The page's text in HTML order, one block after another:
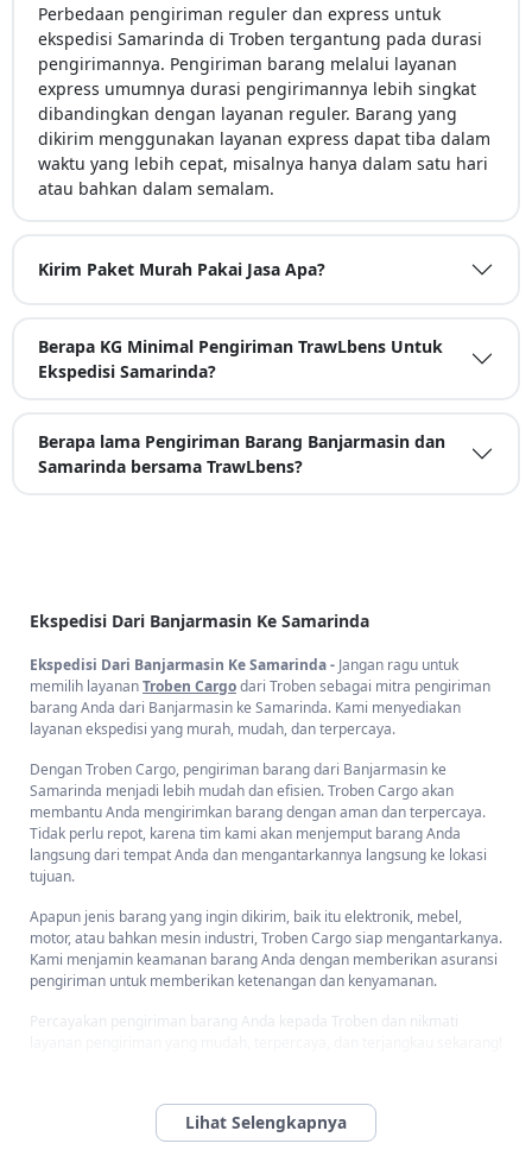
Perbedaan pengiriman reguler dan express untuk
ekspedisi Samarinda di Troben tergantung pada durasi
pengirimannya. Pengiriman barang melalui layanan
express umumnya durasi pengirimannya lebih singkat
dibandingkan dengan layanan reguler. Barang yang
dikirim menggunakan layanan express dapat tiba dalam
waktu yang lebih cepat, misalnya hanya dalam satu hari
atau bahkan dalam semalam.
Kirim Paket Murah Pakai Jasa Apa?
Berapa KG Minimal Pengiriman TrawLbens Untuk
Ekspedisi Samarinda?
Berapa lama Pengiriman Barang Banjarmasin dan
Samarinda bersama TrawLbens?
Ekspedisi Dari Banjarmasin Ke Samarinda
Ekspedisi Dari Banjarmasin Ke Samarinda - Jangan ragu untuk
memilih layananTroben Cargodari Troben sebagai mitra pengiriman
barang Anda dari Banjarmasin ke Samarinda. Kami menyediakan
layanan ekspedisi yang murah, mudah, dan terpercaya.
Dengan Troben Cargo, pengiriman barang dari Banjarmasin ke
Samarinda menjadi lebih mudah dan efisien. Troben Cargo akan
membantu Anda mengirimkan barang dengan aman dan terpercaya.
Tidak perlu repot, karena tim kami akan menjemput barang Anda
langsung dari tempat Anda dan mengantarkannya langsung ke lokasi
tujuan.
Apapun jenis barang yang ingin dikirim, baik itu elektronik, mebel,
motor, atau bahkan mesin industri, Troben Cargo siap mengantarkanya.
Kami menjamin keamanan barang Anda dengan memberikan asuransi
pengiriman untuk memberikan ketenangan dan kenyamanan.
Percayakan pengiriman barang Anda kepada Troben dan nikmati
Bagaimana Cara Mengirim Barang Dari Banjarmasin Ke
Samarinda Dan Kota/Kabupaten Di Kalimantan Timur?